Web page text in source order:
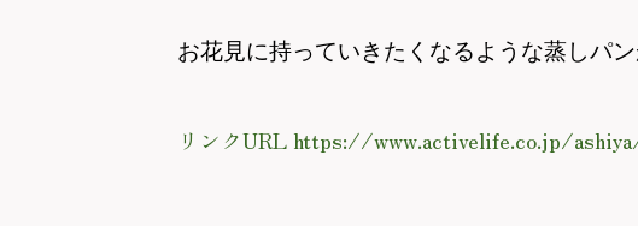
お花見に持っていきたくなるような蒸しパン
リンクURL https://www.activelife.co.jp/